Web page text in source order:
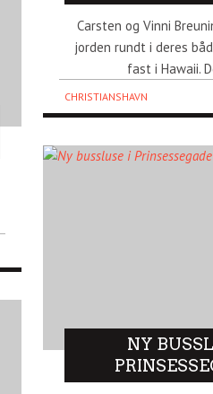
Carsten og Vinni
jorden rundt i deres
fast i Hawaii.
CHRISTIANSHAVN
NY